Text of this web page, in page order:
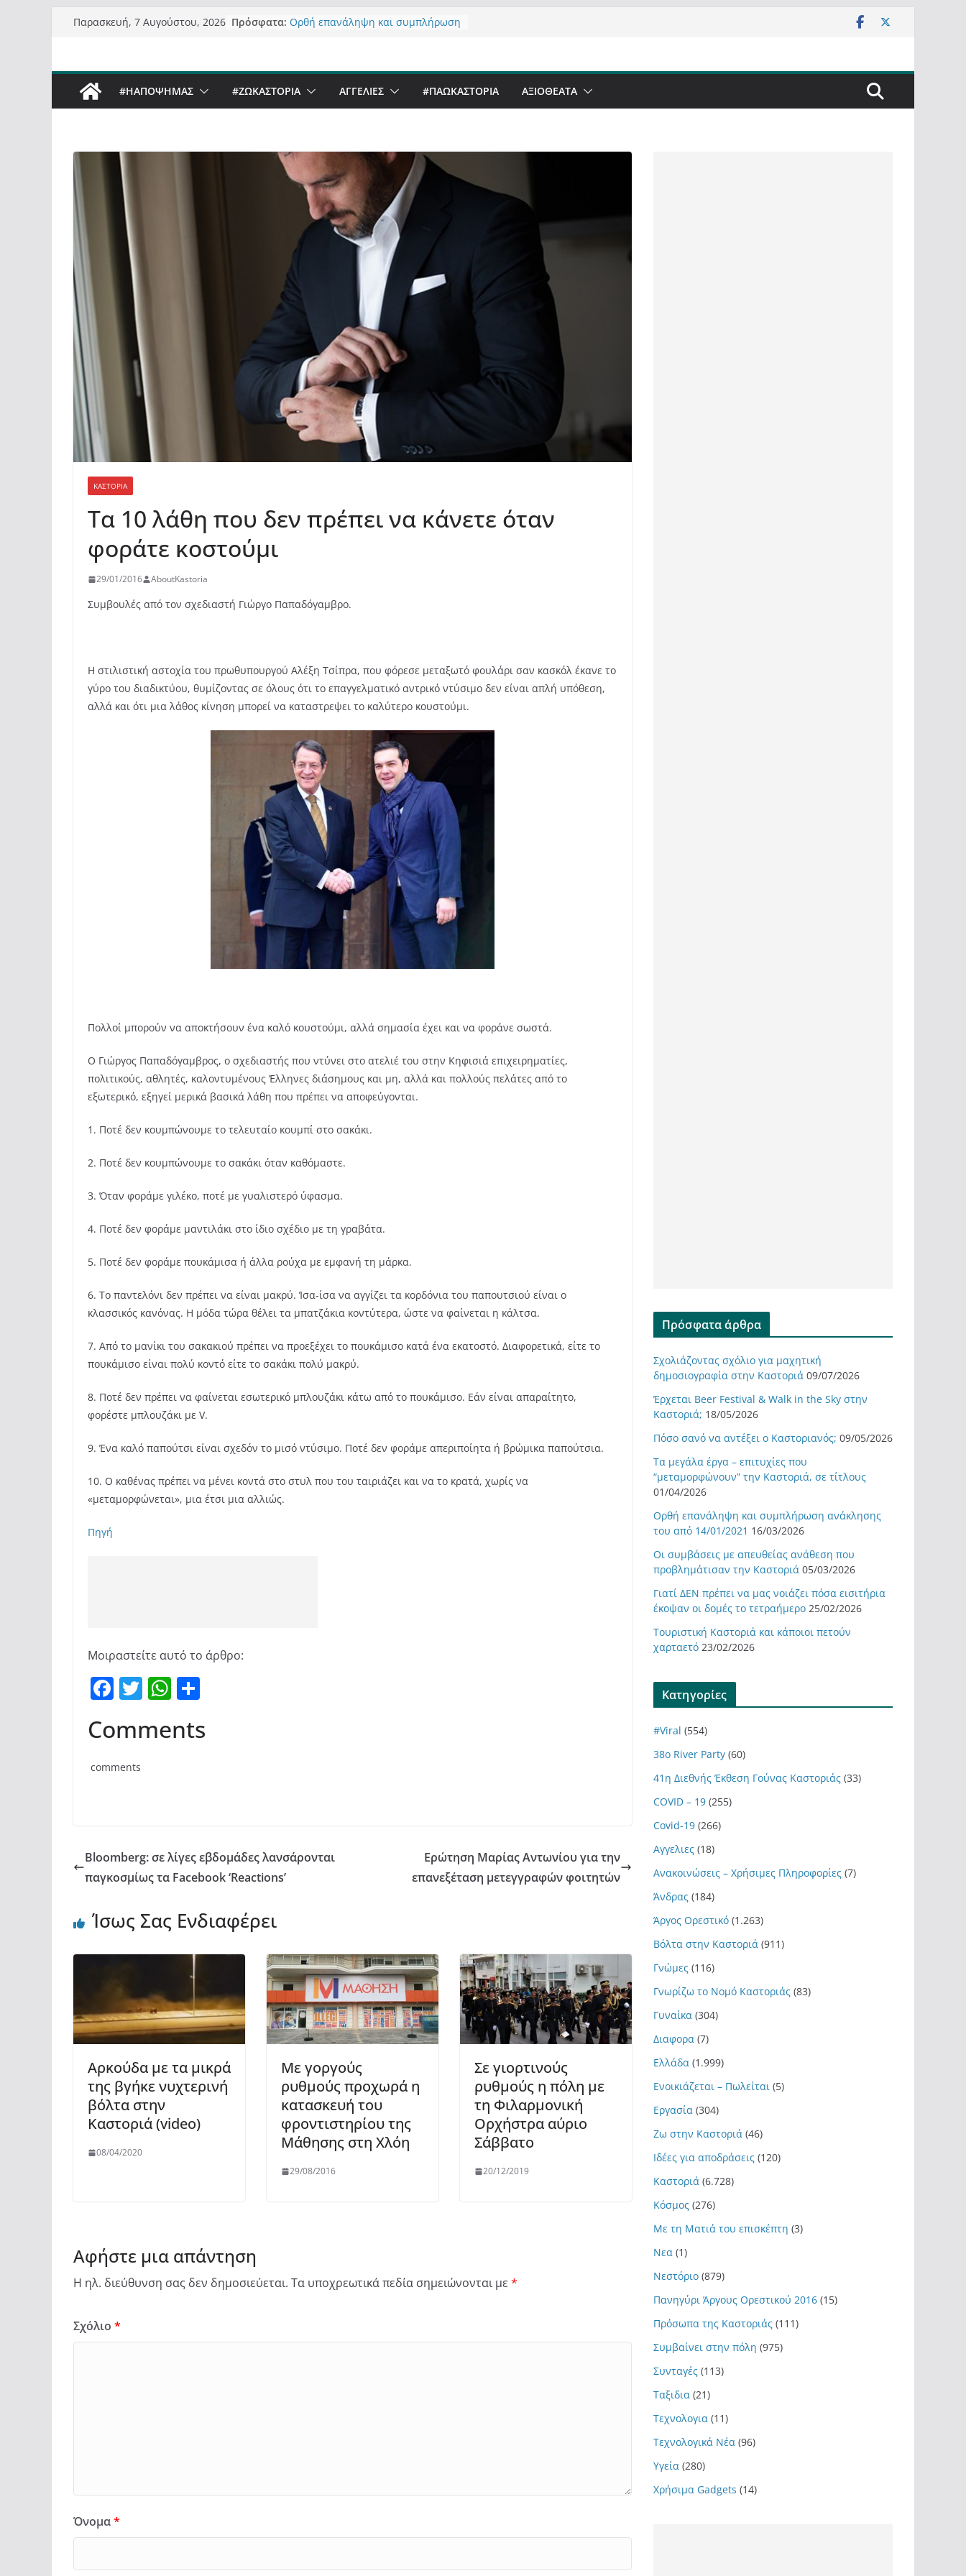
Μετάβαση
Παρασκευή, 7 Αυγούστου, 2026 Πρόσφατα: Ορθή επανάληψη και συμπλήρωση
Sky στην Καστοριά;
Πόσο σανό να αντέξει ο
“μεταμορφώνουν” την Καστοριά,
#ΗΑΠΟΨΗΜΑΣ #ZΩΚΑΣΤΟΡΙΑ ΑΓΓΕΛΙΕΣ #ΠΑΩΚΑΣΤΟΡΙΑ ΑΞΙΟΘΈΑΤΑ
ΚΑΣΤΟΡΙΆ
Τα 10 λάθη που δεν πρέπει να κάνετε όταν
φοράτε κοστούμι
29/01/2016 AboutKastoria
Συμβουλές από τον σχεδιαστή Γιώργο Παπαδόγαμβρο.
Η στιλιστική αστοχία του πρωθυπουργού Αλέξη Τσίπρα, που φόρεσε μεταξωτό φουλάρι σαν κασκόλ έκανε το
γύρο του διαδικτύου, θυμίζοντας σε όλους ότι το επαγγελματικό αντρικό ντύσιμο δεν είναι απλή υπόθεση,
αλλά και ότι μια λάθος κίνηση μπορεί να καταστρεψει το καλύτερο κουστούμι.
Πολλοί μπορούν να αποκτήσουν ένα καλό κουστούμι, αλλά σημασία έχει και να φοράνε σωστά.
Ο Γιώργος Παπαδόγαμβρος, ο σχεδιαστής που ντύνει στο ατελιέ του στην Κηφισιά επιχειρηματίες,
πολιτικούς, αθλητές, καλοντυμένους Έλληνες διάσημους και μη, αλλά και πολλούς πελάτες από το
εξωτερικό, εξηγεί μερικά βασικά λάθη που πρέπει να αποφεύγονται.
1. Ποτέ δεν κουμπώνουμε το τελευταίο κουμπί στο σακάκι.
2. Ποτέ δεν κουμπώνουμε το σακάκι όταν καθόμαστε.
3. Όταν φοράμε γιλέκο, ποτέ με γυαλιστερό ύφασμα.
4. Ποτέ δεν φοράμε μαντιλάκι στο ίδιο σχέδιο με τη γραβάτα.
5. Ποτέ δεν φοράμε πουκάμισα ή άλλα ρούχα με εμφανή τη μάρκα.
6. Το παντελόνι δεν πρέπει να είναι μακρύ. Ίσα-ίσα να αγγίζει τα κορδόνια του παπουτσιού είναι ο
κλασσικός κανόνας. Η μόδα τώρα θέλει τα μπατζάκια κοντύτερα, ώστε να φαίνεται η κάλτσα.
7. Από το μανίκι του σακακιού πρέπει να προεξέχει το πουκάμισο κατά ένα εκατοστό. Διαφορετικά, είτε το
πουκάμισο είναι πολύ κοντό είτε το σακάκι πολύ μακρύ.
8. Ποτέ δεν πρέπει να φαίνεται εσωτερικό μπλουζάκι κάτω από το πουκάμισο. Εάν είναι απαραίτητο,
φορέστε μπλουζάκι με V.
9. Ένα καλό παπούτσι είναι σχεδόν το μισό ντύσιμο. Ποτέ δεν φοράμε απεριποίητα ή βρώμικα παπούτσια.
10. Ο καθένας πρέπει να μένει κοντά στο στυλ που του ταιριάζει και να το κρατά, χωρίς να
«μεταμορφώνεται», μια έτσι μια αλλιώς.
Πηγή
Μοιραστείτε αυτό το άρθρο:
F
c
e
b
k
T
itt
W
at ρ
ε
Comments
comments
Bloomberg: σε λίγες εβδομάδες λανσάρονται
παγκοσμίως τα Facebook ‘Reactions’
Ερώτηση Μαρίας Αντωνίου για την
επανεξέταση μετεγγραφών φοιτητών
Ίσως Σας Ενδιαφέρει
Αρκούδα με τα μικρά
της βγήκε νυχτερινή
βόλτα στην
Καστοριά (video)
08/04/2020
Με γοργούς
ρυθμούς προχωρά η
κατασκευή του
φροντιστηρίου της
Μάθησης στη Χλόη
29/08/2016
Σε γιορτινούς
ρυθμούς η πόλη με
τη Φιλαρμονική
Ορχήστρα αύριο
Σάββατο
20/12/2019
Αφήστε μια απάντηση
Η ηλ. διεύθυνση σας δεν δημοσιεύεται. Τα υποχρεωτικά πεδία σημειώνονται με *
Σχόλιο *
Όνομα*
Πρόσφατα άρθρα
Σχολιάζοντας σχόλιο για μαχητική
δημοσιογραφία στην Καστοριά 09/07/2026
Έρχεται Beer Festival & Walk in the Sky στην
Καστοριά; 18/05/2026
Πόσο σανό να αντέξει ο Καστοριανός; 09/05/2026
Τα μεγάλα έργα – επιτυχίες που
“μεταμορφώνουν” την Καστοριά, σε τίτλους
01/04/2026
Ορθή επανάληψη και συμπλήρωση ανάκλησης
του από 14/01/2021 16/03/2026
Οι συμβάσεις με απευθείας ανάθεση που
προβλημάτισαν την Καστοριά 05/03/2026
Γιατί ΔΕΝ πρέπει να μας νοιάζει πόσα εισιτήρια
έκοψαν οι δομές το τετραήμερο 25/02/2026
Τουριστική Καστοριά και κάποιοι πετούν
χαρταετό 23/02/2026
Kατηγορίες
#Viral (554)
38ο River Party (60)
41η Διεθνής Έκθεση Γούνας Καστοριάς (33)
COVID – 19 (255)
Covid-19 (266)
Αγγελιες (18)
Ανακοινώσεις – Χρήσιμες Πληροφορίες (7)
Άνδρας (184)
Άργος Ορεστικό (1.263)
Βόλτα στην Καστοριά (911)
Γνώμες (116)
Γνωρίζω το Νομό Καστοριάς (83)
Γυναίκα (304)
Διαφορα (7)
Ελλάδα (1.999)
Ενοικιάζεται – Πωλείται (5)
Εργασία (304)
Ζω στην Καστοριά (46)
Ιδέες για αποδράσεις (120)
Καστοριά (6.728)
Κόσμος (276)
Με τη Ματιά του επισκέπτη (3)
Νεα (1)
Νεστόριο (879)
Πανηγύρι Άργους Ορεστικού 2016 (15)
Πρόσωπα της Καστοριάς (111)
Συμβαίνει στην πόλη (975)
Συνταγές (113)
Ταξιδια (21)
Τεχνολογια (11)
Τεχνολογικά Νέα (96)
Υγεία (280)
Χρήσιμα Gadgets (14)